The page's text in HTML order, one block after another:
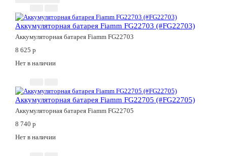
Аккумуляторная батарея Fiamm FG22703 (#FG22703)
Аккумуляторная батарея Fiamm FG22703
8 625 p
Нет в наличии
Аккумуляторная батарея Fiamm FG22705 (#FG22705)
Аккумуляторная батарея Fiamm FG22705
8 740 p
Нет в наличии